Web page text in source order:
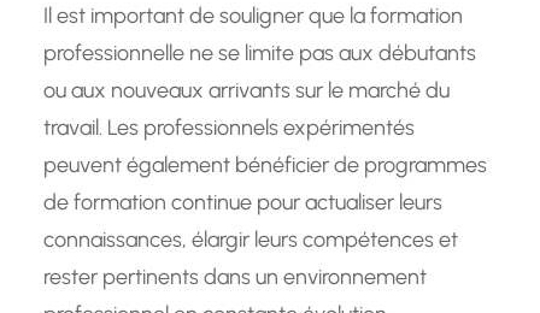
Il est important de souligner que la formation
professionnelle ne se limite pas aux débutants
ou aux nouveaux arrivants sur le marché du
travail. Les professionnels expérimentés
peuvent également bénéficier de programmes
de formation continue pour actualiser leurs
connaissances, élargir leurs compétences et
rester pertinents dans un environnement